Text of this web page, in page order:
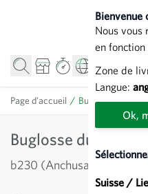
Bienvenue
Nous vous
en
Zone de
Langue:
Ok,
Suisse /
Page d’accueil / Buglosse du Cap
Buglosse du Cap -
b230 (Anchusa capensis)